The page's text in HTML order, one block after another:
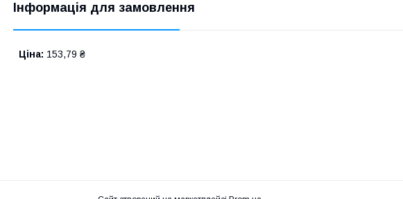
Інформація для замовлення
Ціна: 153,79 ₴